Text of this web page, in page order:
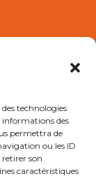
technologies
informations des
permettra de
ou les ID
retirer son
caractéristiques